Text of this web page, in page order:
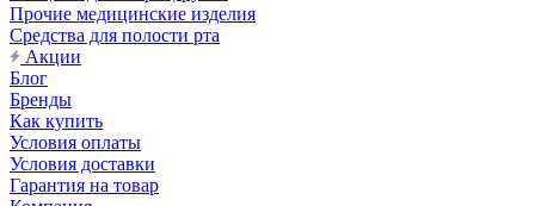
Прочие медицинские изделия
Средства для полости рта
Акции
Блог
Бренды
Как купить
Условия оплаты
Условия доставки
Гарантия на товар